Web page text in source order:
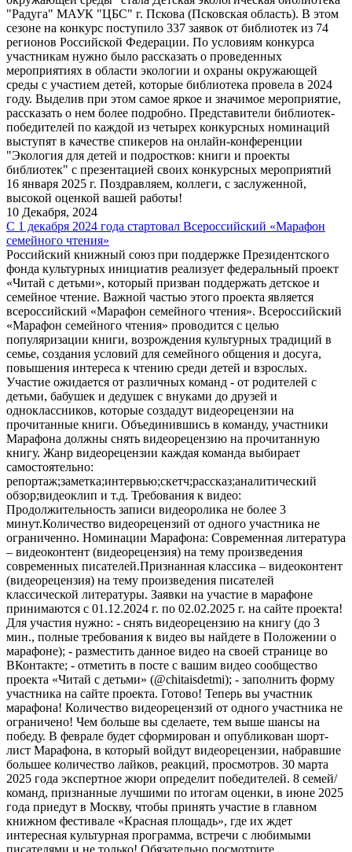
"Радуга" МАУК "ЦБС" г. Пскова (Псковская область). В этом
сезоне на конкурс поступило 337 заявок от библиотек из 74
регионов Российской Федерации. По условиям конкурса
участникам нужно было рассказать о проведенных
мероприятиях в области экологии и охраны окружающей
среды с участием детей, которые библиотека провела в 2024
году. Выделив при этом самое яркое и значимое мероприятие,
рассказать о нем более подробно. Представители библиотек-
победителей по каждой из четырех конкурсных номинаций
выступят в качестве спикеров на онлайн-конференции
"Экология для детей и подростков: книги и проекты
библиотек" с презентацией своих конкурсных мероприятий
16 января 2025 г. Поздравляем, коллеги, с заслуженной,
высокой оценкой вашей работы!
10 Декабря, 2024
С 1 декабря 2024 года стартовал Всероссийский «Марафон
семейного чтения»
Российский книжный союз при поддержке Президентского
фонда культурных инициатив реализует федеральный проект
«Читай с детьми», который призван поддержать детское и
семейное чтение. Важной частью этого проекта является
всероссийский «Марафон семейного чтения». Всероссийский
«Марафон семейного чтения» проводится с целью
популяризации книги, возрождения культурных традиций в
семье, создания условий для семейного общения и досуга,
повышения интереса к чтению среди детей и взрослых.
Участие ожидается от различных команд - от родителей с
детьми, бабушек и дедушек с внуками до друзей и
одноклассников, которые создадут видеорецензии на
прочитанные книги. Объединившись в команду, участники
Марафона должны снять видеорецензию на прочитанную
книгу. Жанр видеорецензии каждая команда выбирает
самостоятельно:
репортаж;заметка;интервью;скетч;рассказ;аналитический
обзор;видеоклип и т.д. Требования к видео:
Продолжительность записи видеоролика не более 3
минут.Количество видеорецензий от одного участника не
ограниченно. Номинации Марафона: Современная литература
– видеоконтент (видеорецензия) на тему произведения
современных писателей.Признанная классика – видеоконтент
(видеорецензия) на тему произведения писателей
классической литературы. Заявки на участие в марафоне
принимаются с 01.12.2024 г. по 02.02.2025 г. на сайте проекта!
Для участия нужно: - снять видеорецензию на книгу (до 3
мин., полные требования к видео вы найдете в Положении о
марафоне); - разместить данное видео на своей странице во
ВКонтакте; - отметить в посте с вашим видео сообщество
проекта «Читай с детьми» (@chitaisdetmi); - заполнить форму
участника на сайте проекта. Готово! Теперь вы участник
марафона! Количество видеорецензий от одного участника не
ограничено! Чем больше вы сделаете, тем выше шансы на
победу. В феврале будет сформирован и опубликован шорт-
лист Марафона, в который войдут видеорецензии, набравшие
большее количество лайков, реакций, просмотров. 30 марта
2025 года экспертное жюри определит победителей. 8 семей/
команд, признанные лучшими по итогам оценки, в июне 2025
года приедут в Москву, чтобы принять участие в главном
книжном фестивале «Красная площадь», где их ждет
интересная культурная программа, встречи с любимыми
писателями и не только! Обязательно посмотрите